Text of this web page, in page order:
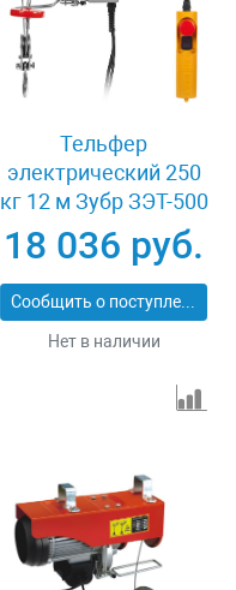
Тельфер
электрический 250
кг 12 м Зубр ЗЭТ-500
18 036 руб.
Сообщить о поступлении
Нет в наличии